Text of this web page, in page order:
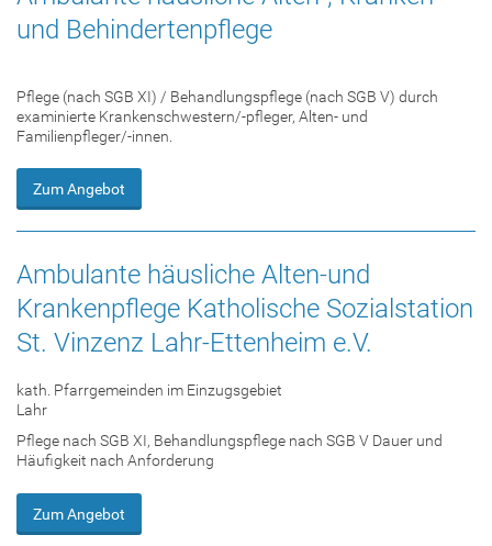
und Behindertenpflege
Pflege (nach SGB XI) / Behandlungspflege (nach SGB V) durch
examinierte Krankenschwestern/-pfleger, Alten- und
Familienpfleger/-innen.
Zum Angebot
Ambulante häusliche Alten-und
Krankenpflege Katholische Sozialstation
St. Vinzenz Lahr-Ettenheim e.V.
kath. Pfarrgemeinden im Einzugsgebiet
Lahr
Pflege nach SGB XI, Behandlungspflege nach SGB V Dauer und
Häufigkeit nach Anforderung
Zum Angebot